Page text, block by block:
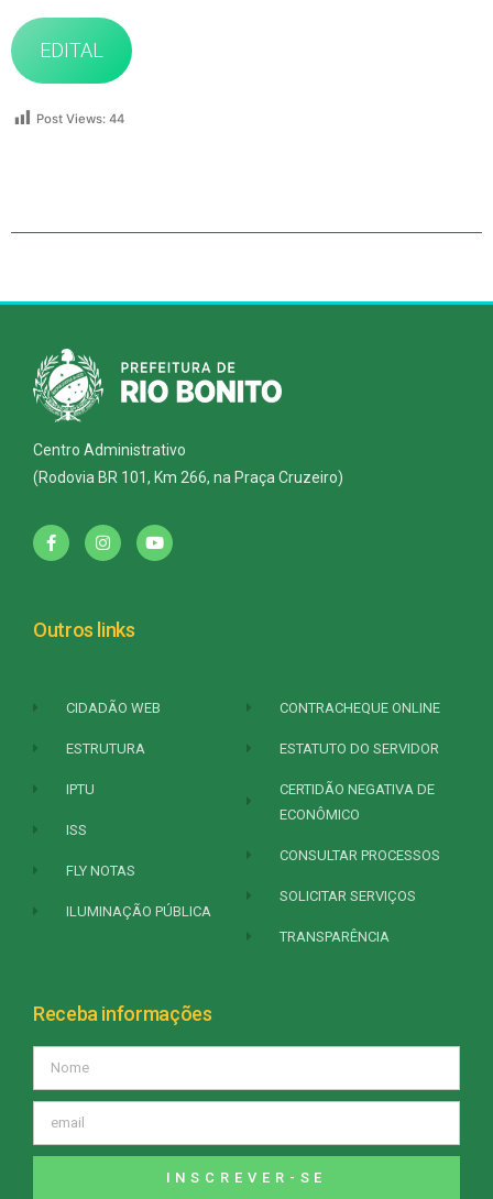
EDITAL
Post Views: 44
Centro Administrativo
(Rodovia BR 101, Km 266, na Praça Cruzeiro)
Outros links
CIDADÃO WEB
ESTRUTURA
IPTU
ISS
FLY NOTAS
ILUMINAÇÃO PÚBLICA
CONTRACHEQUE ONLINE
ESTATUTO DO SERVIDOR
CERTIDÃO NEGATIVA DE
ECONÔMICO
CONSULTAR PROCESSOS
SOLICITAR SERVIÇOS
TRANSPARÊNCIA
Receba informações
INSCREVER-SE